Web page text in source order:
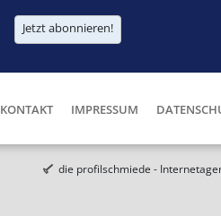
Jetzt abonnieren!
KONTAKT IMPRESSUM
die profilschmiede -